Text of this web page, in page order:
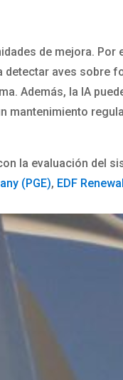
de mejora.
aves sobre
Además, la IA
mantenimiento
la evaluación del
(PGE), EDF